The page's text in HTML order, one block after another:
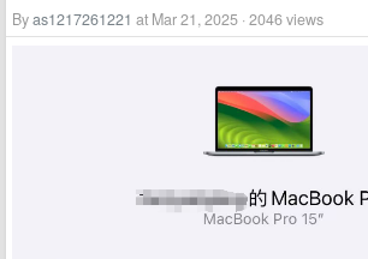
Byas1217261221 at Mar 21, 2025 · 2046 views